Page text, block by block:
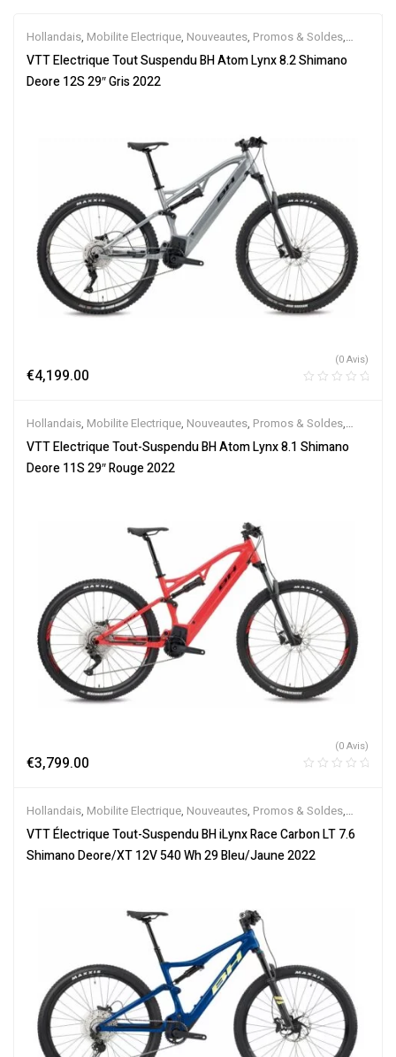
Hollandais, Mobilite Electrique, Nouveautes, Promos & Soldes,
Tout-Suspendus ,Vélo électrique ville,Velos Electriques,VTT
Électriques
VTT Electrique Tout Suspendu BH Atom Lynx 8.2 Shimano
Deore 12S 29″ Gris 2022
€4,199.00
(0 Avis)
Hollandais, Mobilite Electrique, Nouveautes, Promos & Soldes,
Tout-Suspendus,Vélo électrique ville, Velos Electriques,VTT
Électriques
VTT Electrique Tout-Suspendu BH Atom Lynx 8.1 Shimano
Deore 11S 29″ Rouge 2022
€3,799.00
(0 Avis)
Hollandais, Mobilite Electrique, Nouveautes, Promos & Soldes,
Tout-Suspendus ,Vélo électrique ville,Velos Electriques,VTT
Électriques
VTT Électrique Tout-Suspendu BH iLynx Race Carbon LT 7.6
Shimano Deore/XT 12V 540 Wh 29 Bleu/Jaune 2022